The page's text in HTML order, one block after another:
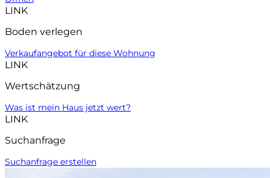
LINK
Boden verlegen
Verkaufangebot für diese Wohnung
LINK
Wertschätzung
Was ist mein Haus jetzt wert?
LINK
Suchanfrage
Suchanfrage erstellen